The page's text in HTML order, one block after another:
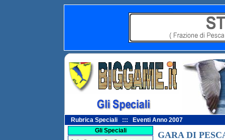
Rubrica Speciali ::: Eventi Anno 2007
Gli Speciali
GARA DI